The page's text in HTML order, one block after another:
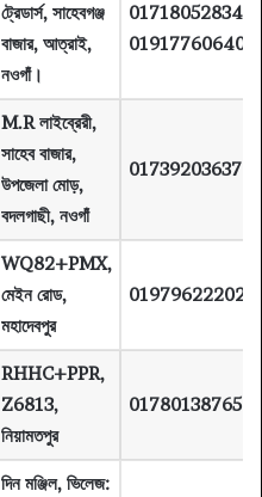
ট্রেডার্স, সাহেবগঞ্জ
বাজার, আত্রাই,
নওগাঁ।
01718052834
01917760640
M.R লাইব্রেরী,
সাহেব বাজার,
উপজেলা মোড়,
বদলগাছী, নওগাঁ
01739203637
WQ82+PMX,
মেইন রোড,
মহাদেবপুর
01979622202
RHHC+PPR,
Z6813,
নিয়ামতপুর
01780138765
দিন মঞ্জিল, ভিলেজ: